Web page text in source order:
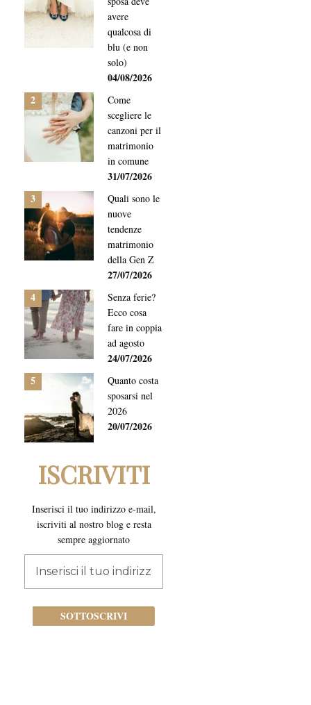
avere
qualcosa di
blu (e non
solo)
04/08/2026
Come
scegliere le
canzoni per il
matrimonio
in comune
31/07/2026
2
Quali sono le
nuove
tendenze
matrimonio
della Gen Z
27/07/2026
3
Senza ferie?
Ecco cosa
fare in coppia
ad agosto
24/07/2026
4
Quanto costa
sposarsi nel
2026
20/07/2026
5
ISCRIVITI
Inserisci il tuo indirizzo e-mail,
iscriviti al nostro blog e resta
sempre aggiornato
alla
nostra
newsletter:
SOTTOSCRIVI